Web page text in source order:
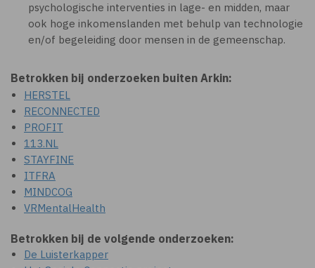
psychologische interventies in lage- en midden, maar
ook hoge inkomenslanden met behulp van technologie
en/of begeleiding door mensen in de gemeenschap.
Betrokken bij onderzoeken buiten Arkin:
HERSTEL
RECONNECTED
PROFIT
113.NL
STAYFINE
ITFRA
MINDCOG
VRMentalHealth
Betrokken bij de volgende onderzoeken:
De Luisterkapper